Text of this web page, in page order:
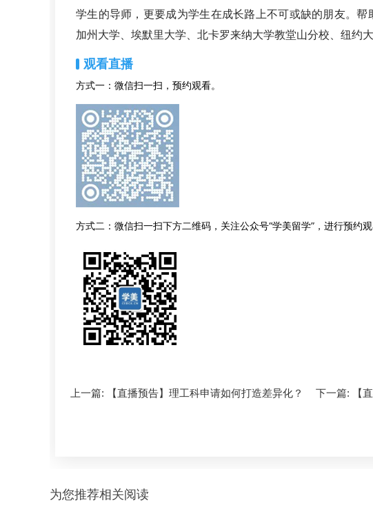
学生的导师，更要成为学生在成长路上不可或缺的朋友。
加州大学、埃默里大学、北卡罗来纳大学教堂山分校、纽约
观看直播
方式一：微信扫一扫，预约观看。
方式二：微信扫一扫下方二维码，关注公众号“学美留学”，进行预约观
上一篇: 【直播预告】理工科申请如何打造差异化？ 下一篇: 【
为您推荐相关阅读